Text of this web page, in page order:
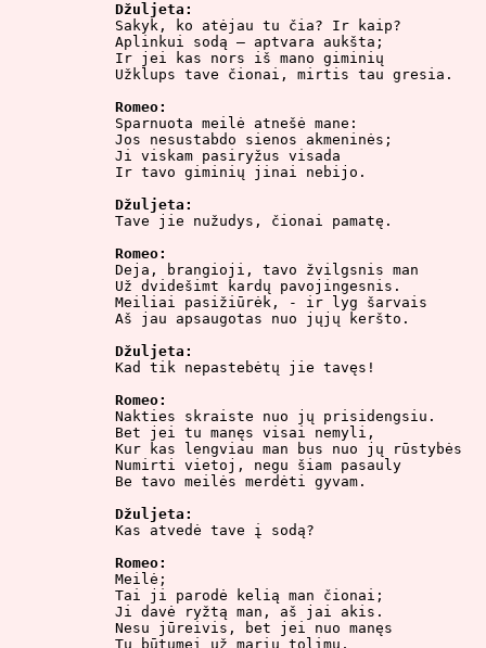
Džuljeta:
Sakyk, ko atėjau tu čia? Ir kaip?
Aplinkui sodą – aptvara aukšta;
Ir jei kas nors iš mano giminių
Užklups tave čionai, mirtis tau gresia.
Romeo:
Sparnuota meilė atnešė mane:
Jos nesustabdo sienos akmeninės;
Ji viskam pasiryžus visada
Ir tavo giminių jinai nebijo.
Džuljeta:
Tave jie nužudys, čionai pamatę.
Romeo:
Deja, brangioji, tavo žvilgsnis man
Už dvidešimt kardų pavojingesnis.
Meiliai pasižiūrėk, - ir lyg šarvais
Aš jau apsaugotas nuo jųjų keršto.
Džuljeta:
Kad tik nepastebėtų jie tavęs!
Romeo:
Nakties skraiste nuo jų prisidengsiu.
Bet jei tu manęs visai nemyli,
Kur kas lengviau man bus nuo jų rūstybės
Numirti vietoj, negu šiam pasauly
Be tavo meilės merdėti gyvam.
Džuljeta:
Kas atvedė tave į sodą?
Romeo:
Meilė;
Tai ji parodė kelią man čionai;
Ji davė ryžtą man, aš jai akis.
Nesu jūreivis, bet jei nuo manęs
Tu būtumei už marių tolimų,